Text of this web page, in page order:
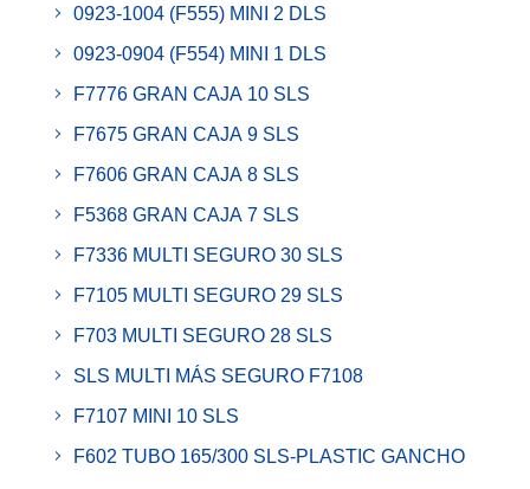
0923-1004 (F555) MINI 2 DLS
0923-0904 (F554) MINI 1 DLS
F7776 GRAN CAJA 10 SLS
F7675 GRAN CAJA 9 SLS
F7606 GRAN CAJA 8 SLS
F5368 GRAN CAJA 7 SLS
F7336 MULTI SEGURO 30 SLS
F7105 MULTI SEGURO 29 SLS
F703 MULTI SEGURO 28 SLS
SLS MULTI MÁS SEGURO F7108
F7107 MINI 10 SLS
F602 TUBO 165/300 SLS-PLASTIC GANCHO